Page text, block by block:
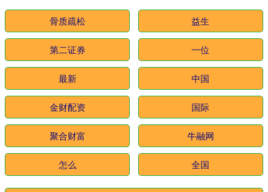
骨质疏松 益生
第二证券 一位
最新 中国
金财配资 国际
聚合财富 牛融网
怎么 全国